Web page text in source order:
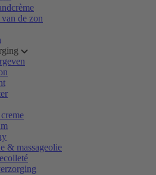
de zon
& massageolie